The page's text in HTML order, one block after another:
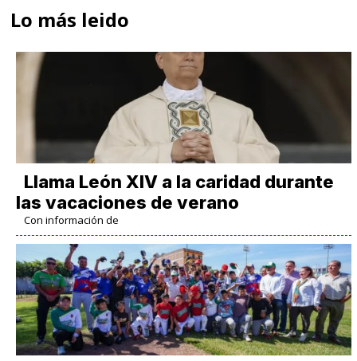
Lo más leido
Llama León XIV a la caridad durante
las vacaciones de verano
Con información de